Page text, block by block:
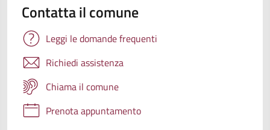
Contatta il comune
Leggi le domande frequenti
Richiedi assistenza
Chiama il comune
Prenota appuntamento